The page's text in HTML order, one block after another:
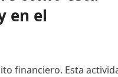
en el
financiero. Esta